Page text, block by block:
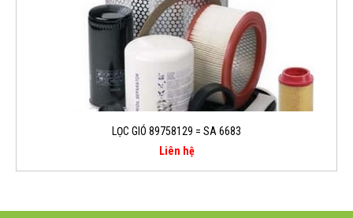
LỌC GIÓ 89758129 = SA 6683
Liên hệ